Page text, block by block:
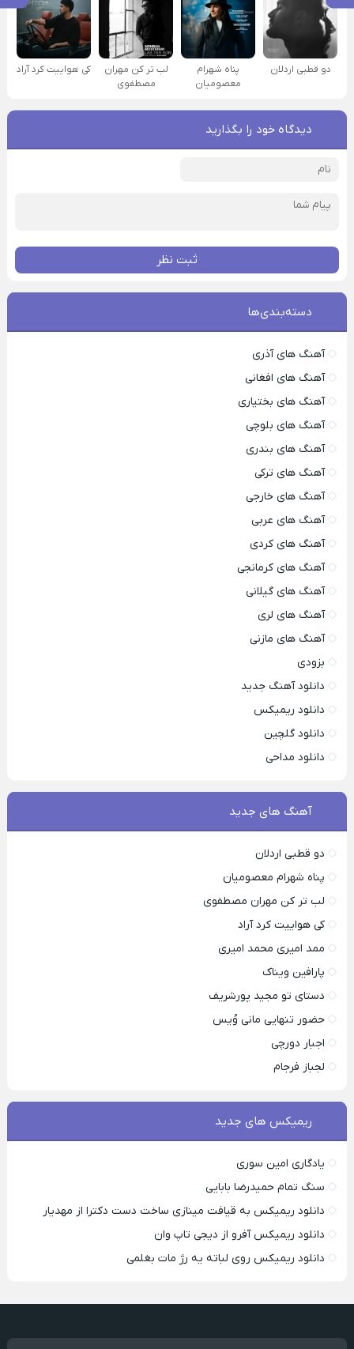
دو قطبی اردلان
پناه شهرام
معصومیان
لب تر کن مهران
مصطفوی
کی هواییت کرد آراد
دیدگاه خود را بگذارید
ثبت نظر
دسته‌بندی‌ها
آهنگ های آذری
آهنگ های افغانی
آهنگ های بختیاری
آهنگ های بلوچی
آهنگ های بندری
آهنگ های ترکی
آهنگ های خارجی
آهنگ های عربی
آهنگ های کردی
آهنگ های کرمانجی
آهنگ های گیلانی
آهنگ های لری
آهنگ های مازنی
بزودی
دانلود آهنگ جدید
دانلود ریمیکس
دانلود گلچین
دانلود مداحی
آهنگ های جدید
دو قطبی اردلان
پناه شهرام معصومیان
لب تر کن مهران مصطفوی
کی هواییت کرد آراد
ممد امیری محمد امیری
پارافین ویناک
دستای تو مجید پورشریف
حضور تنهایی مانی وُیس
اجبار دورچی
لجباز فرجام
ریمیکس های جدید
یادگاری امین سوری
سنگ تمام حمیدرضا بابایی
دانلود ریمیکس به قیافت مینازی ساخت دست دکترا از مهدیار
دانلود ریمیکس آفرو از ديجی تاپ وان
دانلود ریمیکس روی لباته یه رژ مات بغلمی